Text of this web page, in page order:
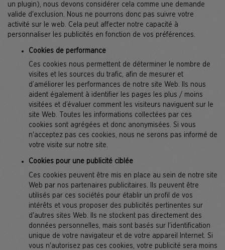
un plugin), nous devons considérer cela comme une demande
valide d'exclusion. Nous ne pourrons donc pas suivre votre
activité sur le web. Cela peut affecter notre capacité à
personnaliser les publicités en fonction de vos préférences.
Cookies de performance
Ces cookies nous permettent de déterminer le nombre de
visites et les sources du trafic, afin de mesurer et
d’améliorer les performances de notre site Web. Ils nous
aident également à identifier les pages les plus / moins
visitées et d’évaluer comment les visiteurs naviguent sur le
site Web. Toutes les informations collectées par ces
cookies sont agrégées et donc anonymisées. Si vous
n'acceptez pas ces cookies, nous ne serons pas informé de
votre visite sur notre site.
Cookies pour une publicité ciblée
Ces cookies peuvent être mis en place au sein de notre site
Web par nos partenaires publicitaires. Ils peuvent être
utilisés par ces sociétés pour établir un profil de vos
intérêts et vous proposer des publicités pertinentes sur
d'autres sites Web. Ils ne stockent pas directement des
données personnelles, mais sont basés sur l'identification
unique de votre navigateur et de votre appareil Internet. Si
vous n'autorisez pas ces cookies, votre publicité sera moins